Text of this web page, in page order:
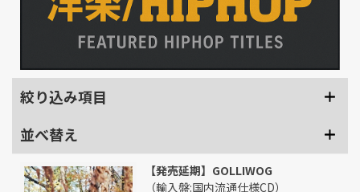
絞り込み項目
並べ替え
【発売延期】GOLLIWOG
（輸入盤:国内流通仕様CD）